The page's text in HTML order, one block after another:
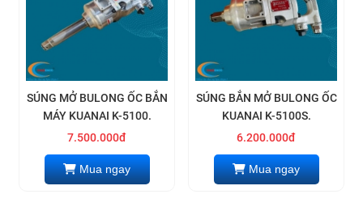
SÚNG MỞ BULONG ỐC BẮN
MÁY KUANAI K-5100.
7.500.000đ
Mua ngay
SÚNG BẮN MỞ BULONG ỐC
KUANAI K-5100S.
6.200.000đ
Mua ngay